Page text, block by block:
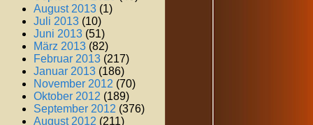
August 2013 (1)
Juli 2013 (10)
Juni 2013 (51)
März 2013 (82)
Februar 2013 (217)
Januar 2013 (186)
November 2012 (70)
Oktober 2012 (189)
September 2012 (376)
August 2012 (211)